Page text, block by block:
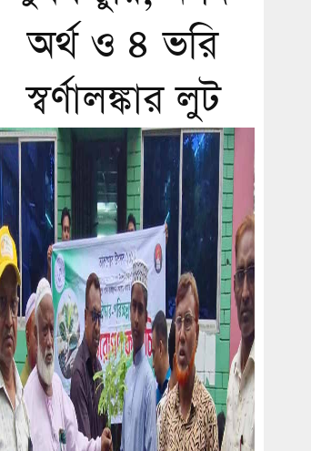
অর্থ ও ৪ ভরি
স্বর্ণালঙ্কার লুট